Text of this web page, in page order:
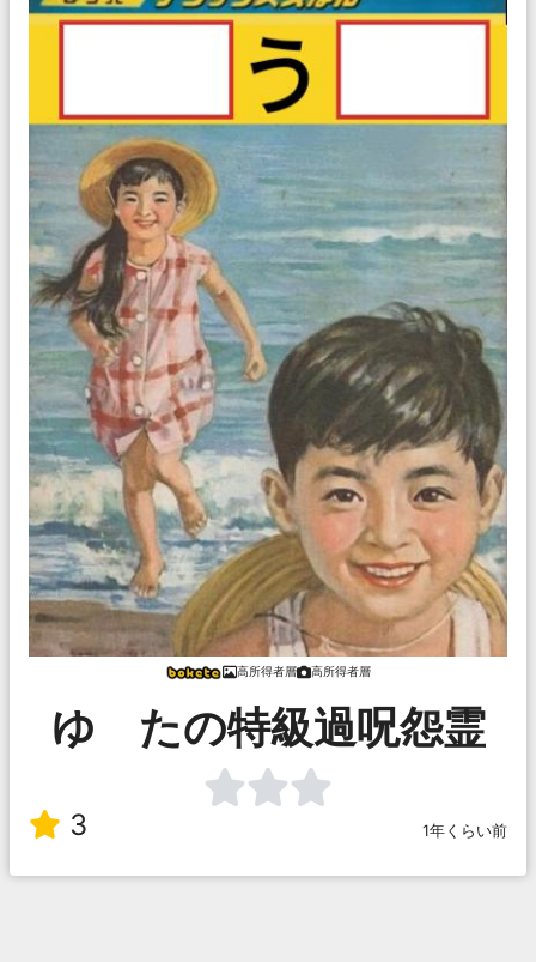
高所得者層 高所得者層
ゆ たの特級過呪怨霊
3 1年くらい前